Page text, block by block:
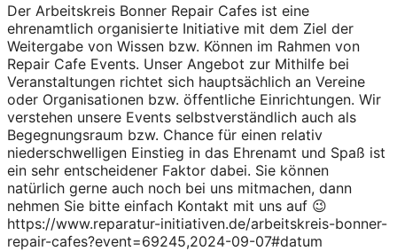
Der Arbeitskreis Bonner Repair Cafes ist eine
ehrenamtlich organisierte Initiative mit dem Ziel der
Weitergabe von Wissen bzw. Können im Rahmen von
Repair Cafe Events. Unser Angebot zur Mithilfe bei
Veranstaltungen richtet sich hauptsächlich an Vereine
oder Organisationen bzw. öffentliche Einrichtungen. Wir
verstehen unsere Events selbstverständlich auch als
Begegnungsraum bzw. Chance für einen relativ
niederschwelligen Einstieg in das Ehrenamt und Spaß ist
ein sehr entscheidener Faktor dabei. Sie können
natürlich gerne auch noch bei uns mitmachen, dann
nehmen Sie bitte einfach Kontakt mit uns auf 😉
https://www.reparatur-initiativen.de/arbeitskreis-bonner-
repair-cafes?event=69245,2024-09-07#datum